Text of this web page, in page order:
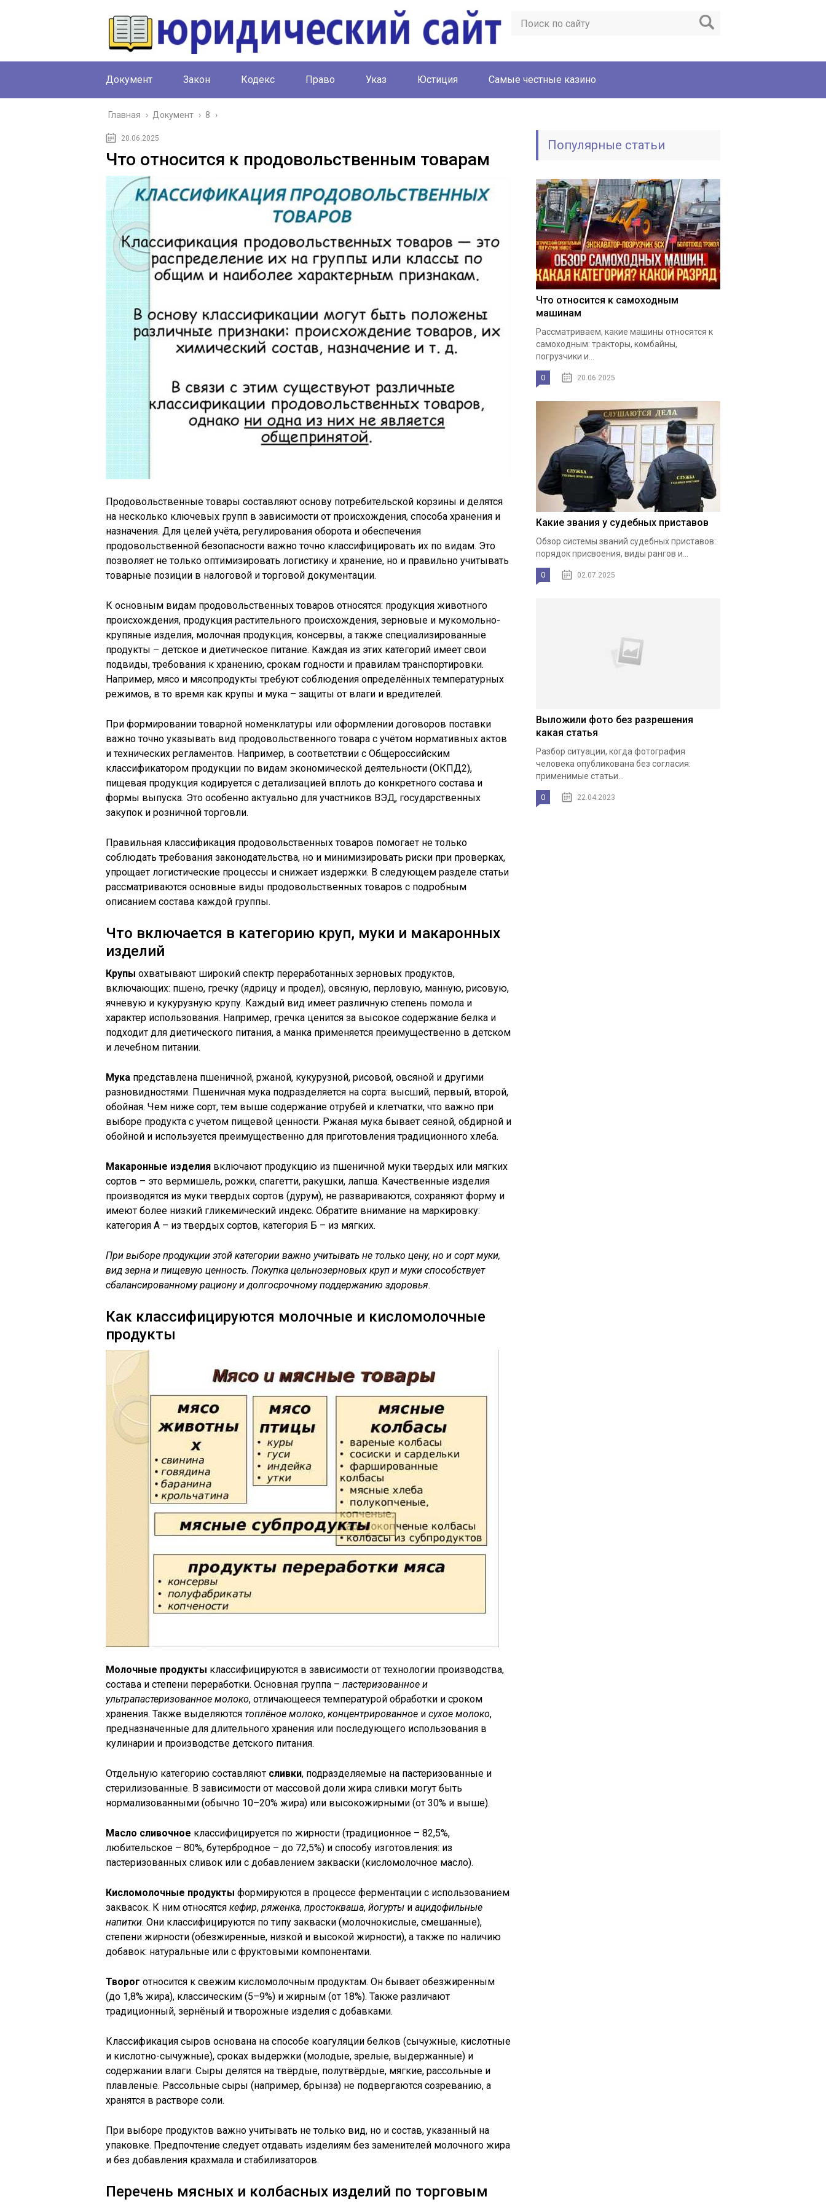
Документ Закон Кодекс Право Указ Юстиция Cамые честные казино
Главная › Документ › 8 ›
20.06.2025
Что относится к продовольственным товарам
Продовольственные товары составляют основу потребительской корзины и делятся
на несколько ключевых групп в зависимости от происхождения, способа хранения и
назначения. Для целей учёта, регулирования оборота и обеспечения
продовольственной безопасности важно точно классифицировать их по видам. Это
позволяет не только оптимизировать логистику и хранение, но и правильно учитывать
товарные позиции в налоговой и торговой документации.
К основным видам продовольственных товаров относятся: продукция животного
происхождения, продукция растительного происхождения, зерновые и мукомольно-
крупяные изделия, молочная продукция, консервы, а также специализированные
продукты – детское и диетическое питание. Каждая из этих категорий имеет свои
подвиды, требования к хранению, срокам годности и правилам транспортировки.
Например, мясо и мясопродукты требуют соблюдения определённых температурных
режимов, в то время как крупы и мука – защиты от влаги и вредителей.
При формировании товарной номенклатуры или оформлении договоров поставки
важно точно указывать вид продовольственного товара с учётом нормативных актов
и технических регламентов. Например, в соответствии с Общероссийским
классификатором продукции по видам экономической деятельности (ОКПД2),
пищевая продукция кодируется с детализацией вплоть до конкретного состава и
формы выпуска. Это особенно актуально для участников ВЭД, государственных
закупок и розничной торговли.
Правильная классификация продовольственных товаров помогает не только
соблюдать требования законодательства, но и минимизировать риски при проверках,
упрощает логистические процессы и снижает издержки. В следующем разделе статьи
рассматриваются основные виды продовольственных товаров с подробным
описанием состава каждой группы.
Что включается в категорию круп, муки и макаронных
изделий
Крупы охватывают широкий спектр переработанных зерновых продуктов,
включающих: пшено, гречку (ядрицу и продел), овсяную, перловую, манную, рисовую,
ячневую и кукурузную крупу. Каждый вид имеет различную степень помола и
характер использования. Например, гречка ценится за высокое содержание белка и
подходит для диетического питания, а манка применяется преимущественно в детском
и лечебном питании.
Мука представлена пшеничной, ржаной, кукурузной, рисовой, овсяной и другими
разновидностями. Пшеничная мука подразделяется на сорта: высший, первый, второй,
обойная. Чем ниже сорт, тем выше содержание отрубей и клетчатки, что важно при
выборе продукта с учетом пищевой ценности. Ржаная мука бывает сеяной, обдирной и
обойной и используется преимущественно для приготовления традиционного хлеба.
Макаронные изделия включают продукцию из пшеничной муки твердых или мягких
сортов – это вермишель, рожки, спагетти, ракушки, лапша. Качественные изделия
производятся из муки твердых сортов (дурум), не развариваются, сохраняют форму и
имеют более низкий гликемический индекс. Обратите внимание на маркировку:
категория А – из твердых сортов, категория Б – из мягких.
При выборе продукции этой категории важно учитывать не только цену, но и сорт муки,
вид зерна и пищевую ценность. Покупка цельнозерновых круп и муки способствует
сбалансированному рациону и долгосрочному поддержанию здоровья.
Как классифицируются молочные и кисломолочные
продукты
Молочные продукты классифицируются в зависимости от технологии производства,
состава и степени переработки. Основная группа – пастеризованное и
ультрапастеризованное молоко, отличающееся температурой обработки и сроком
хранения. Также выделяются топлёное молоко, концентрированное и сухое молоко,
предназначенные для длительного хранения или последующего использования в
кулинарии и производстве детского питания.
Отдельную категорию составляют сливки, подразделяемые на пастеризованные и
стерилизованные. В зависимости от массовой доли жира сливки могут быть
нормализованными (обычно 10–20% жира) или высокожирными (от 30% и выше).
Масло сливочное классифицируется по жирности (традиционное – 82,5%,
любительское – 80%, бутербродное – до 72,5%) и способу изготовления: из
пастеризованных сливок или с добавлением закваски (кисломолочное масло).
Кисломолочные продукты формируются в процессе ферментации с использованием
заквасок. К ним относятся кефир, ряженка, простокваша, йогурты и ацидофильные
напитки. Они классифицируются по типу закваски (молочнокислые, смешанные),
степени жирности (обезжиренные, низкой и высокой жирности), а также по наличию
добавок: натуральные или с фруктовыми компонентами.
Творог относится к свежим кисломолочным продуктам. Он бывает обезжиренным
(до 1,8% жира), классическим (5–9%) и жирным (от 18%). Также различают
традиционный, зернёный и творожные изделия с добавками.
Классификация сыров основана на способе коагуляции белков (сычужные, кислотные
и кислотно-сычужные), сроках выдержки (молодые, зрелые, выдержанные) и
содержании влаги. Сыры делятся на твёрдые, полутвёрдые, мягкие, рассольные и
плавленые. Рассольные сыры (например, брынза) не подвергаются созреванию, а
хранятся в растворе соли.
При выборе продуктов важно учитывать не только вид, но и состав, указанный на
упаковке. Предпочтение следует отдавать изделиям без заменителей молочного жира
и без добавления крахмала и стабилизаторов.
Перечень мясных и колбасных изделий по торговым
Популярные статьи
Что относится к самоходным
машинам
Рассматриваем, какие машины относятся к
самоходным: тракторы, комбайны,
погрузчики и...
0 20.06.2025
Какие звания у судебных приставов
Обзор системы званий судебных приставов:
порядок присвоения, виды рангов и...
0 02.07.2025
Выложили фото без разрешения
какая статья
Разбор ситуации, когда фотография
человека опубликована без согласия:
применимые статьи...
0 22.04.2023